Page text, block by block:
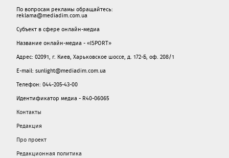
По вопросам рекламы обращайтесь:
reklama@mediadim.com.ua
Субъект в сфере онлайн-медиа
Название онлайн-медиа - «ISPORT»
Адрес: 02091, г. Киев, Харьковское шоссе, д. 172-Б, оф. 208/1
E-mail: sunlight@mediadim.com.ua
Телефон: 044-205-43-00
Идентификатор медиа - R40-06065
Контакты
Редакция
Про проект
Редакционная политика